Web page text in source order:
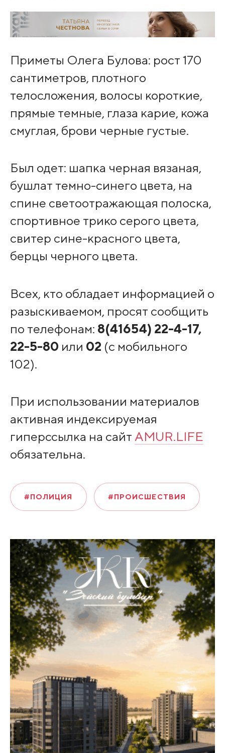
Приметы Олега Булова: рост 170
сантиметров, плотного
телосложения, волосы короткие,
прямые темные, глаза карие, кожа
смуглая, брови черные густые.
Был одет: шапка черная вязаная,
бушлат темно-синего цвета, на
спине светоотражающая полоска,
спортивное трико серого цвета,
свитер сине-красного цвета,
берцы черного цвета.
Всех, кто обладает информацией о
разыскиваемом, просят сообщить
по телефонам: 8(41654) 22-4-17,
22-5-80 или 02 (с мобильного
102).
При использовании материалов
активная индексируемая
гиперссылка на сайт AMUR.LIFE
обязательна.
#ПОЛИЦИЯ #ПРОИСШЕСТВИЯ